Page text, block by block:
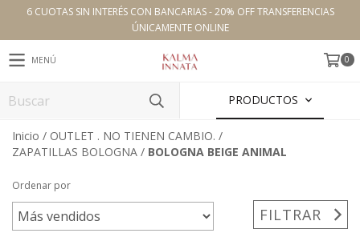
6 CUOTAS SIN INTERÉS CON BANCARIAS - 20% OFF TRANSFERENCIAS
ÚNICAMENTE ONLINE
MENÚ 0
PRODUCTOS
Inicio / OUTLET . NO TIENEN CAMBIO. /
ZAPATILLAS BOLOGNA / BOLOGNA BEIGE ANIMAL
Ordenar por
FILTRAR